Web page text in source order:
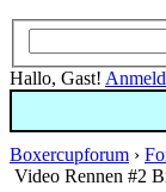
Hallo, Gast!
Boxercupforum ›
Video Rennen #2